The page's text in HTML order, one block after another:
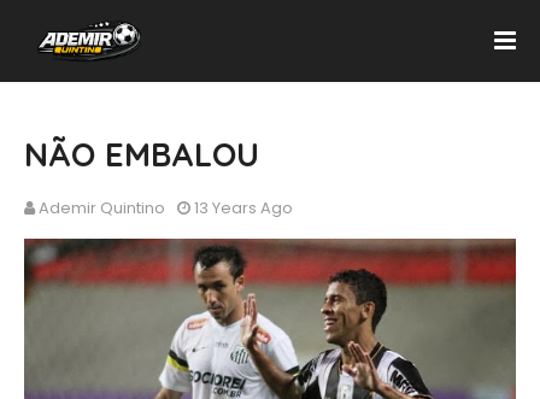
NÃO EMBALOU
Ademir Quintino 13 Years Ago